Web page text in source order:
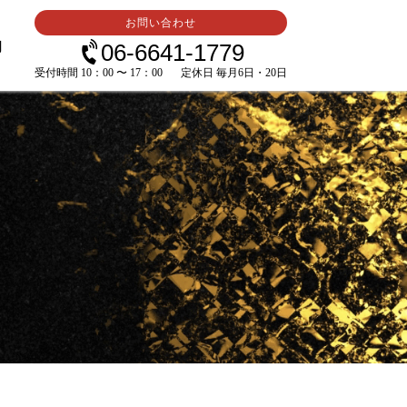
お問い合わせ
06-6641-1779
受付時間 10：00 〜 17：00 定休日 毎月6日・20日